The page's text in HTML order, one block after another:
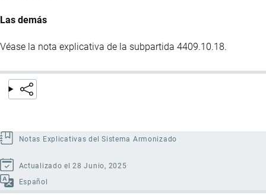
Las demás
Véase la nota explicativa de la subpartida 4409.10.18.
Notas Explicativas del Sistema Armonizado
Actualizado el 28 Junio, 2025
Español